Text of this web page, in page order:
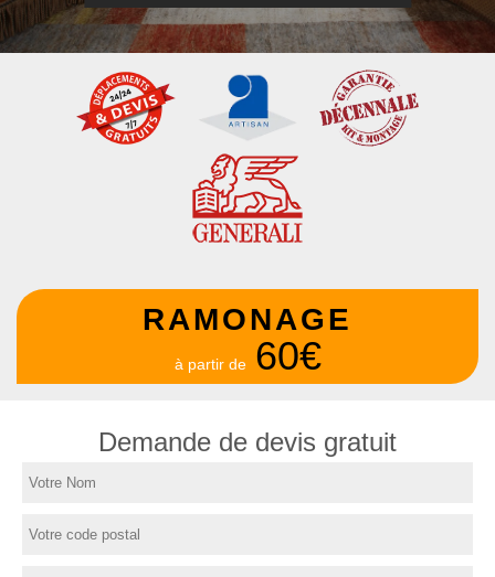
RAMONAGE
à partir de 60€
Demande de devis gratuit